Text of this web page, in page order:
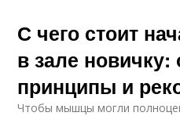
С чего стоит
в зале
принципы и
Чтобы мышцы могли